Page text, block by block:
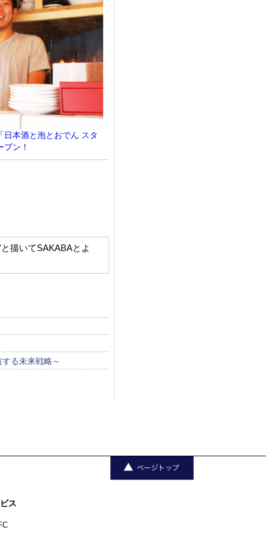
本酒と泡とおでん スタ
ン！
描いてSAKABAとよ
る未来戦略～
ス